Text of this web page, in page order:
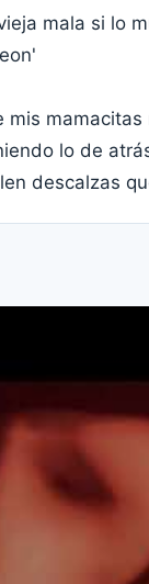
mala si lo
mis
lo de
descalzas